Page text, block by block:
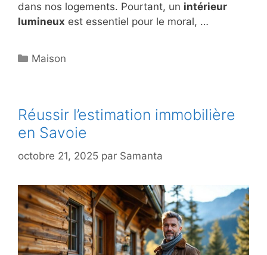
dans nos logements. Pourtant, un intérieur
lumineux est essentiel pour le moral, …
Catégories
Maison
Réussir l’estimation immobilière
en Savoie
octobre 21, 2025 par Samanta